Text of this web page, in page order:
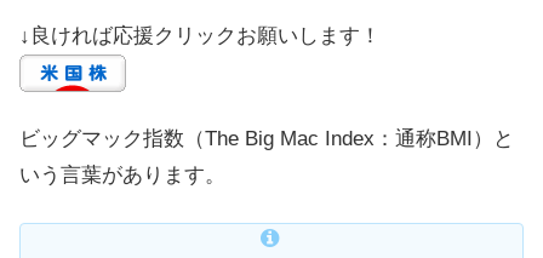
↓良ければ応援クリックお願いします！
ビッグマック指数（The Big Mac Index：通称BMI）と
いう言葉があります。